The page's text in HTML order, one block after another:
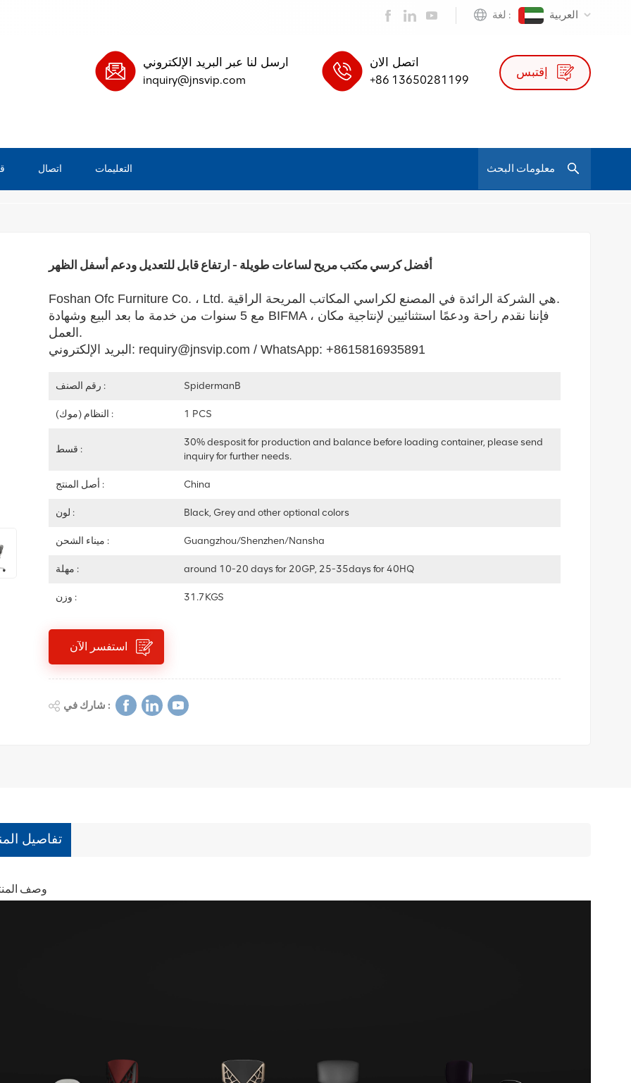
لغة :
ارسل لنا عبر البريد الإلكتروني
inquiry@jnsvip.com
اتصل الان
+86 13650281199
اتصال التعليمات
أفضل كرسي مكتب مريح لساعات طويلة - ارتفاع قابل للتعديل ودعم أسفل الظهر
Foshan Ofc Furniture Co. ، Ltd. هي الشركة الرائدة في المصنع لكراسي المكاتب المريحة الراقية.
مع 5 سنوات من خدمة ما بعد البيع وشهادة BIFMA ، فإننا نقدم راحة ودعمًا استثنائيين لإنتاجية مكان
العمل.
البريد الإلكتروني: requiry@jnsvip.com / WhatsApp: +8615816935891
رقم الصنف : SpidermanB
النظام (موك) : 1 PCS
قسط :
30% desposit for production and balance before loading container, please send
inquiry for further needs.
أصل المنتج : China
لون : Black, Grey and other optional colors
ميناء الشحن : Guangzhou/Shenzhen/Nansha
مهلة : around 10-20 days for 20GP, 25-35days for 40HQ
وزن : 31.7KGS
شارك في :
تفاصيل
وصف